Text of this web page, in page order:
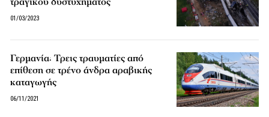
01/03/2023
Γερμανία: Τρεις τραυματίες από
επίθεση σε τρένο άνδρα αραβικής
καταγωγής
06/11/2021